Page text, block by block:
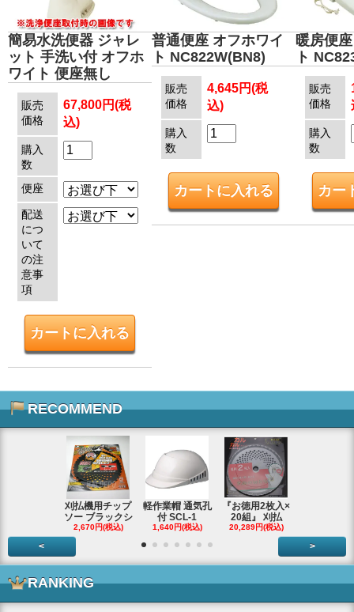
簡易水洗便器 ジャレ
ット 手洗い付 オフホ
ワイト 便座無し
販売
価格
67,800円(税
込)
購入
数
便座
配送
につ
いて
の注
意事
項
普通便座 オフホワイ
ト NC822W(BN8)
販売
価格
4,645円(税
込)
購入
数
暖房便
ト
販売
価格
購入
数
RECOMMEND
刈払機用チップ
ソー ブラックシ
2,670円(税込)
軽作業帽 通気孔
付 SCL-1
1,640円(税込)
『お徳用2枚入×
20組』 刈払
20,289円(税込)
< >
RANKING